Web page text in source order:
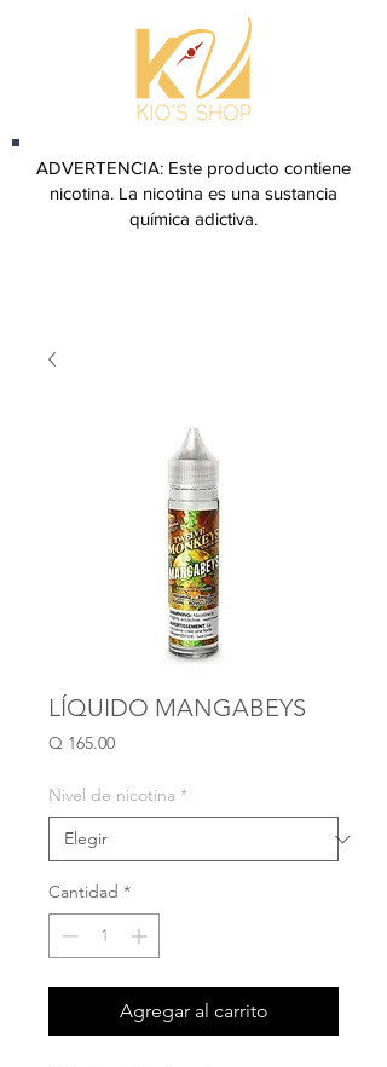
ADVERTENCIA: Este producto contiene
nicotina. La nicotina es una sustancia
química adictiva.
LÍQUIDO MANGABEYS
Q 165.00Precio
Nivel de nicotina *
Cantidad *
Agregar al carrito